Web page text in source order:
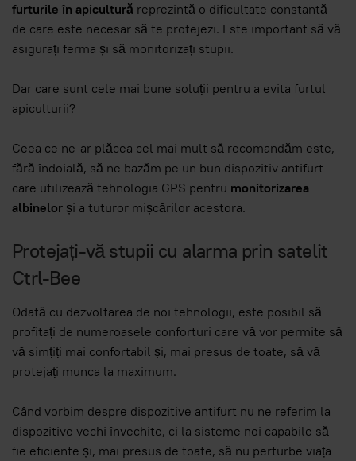
furturile în apicultură reprezintă o dificultate constantă
de care este necesar să te protejezi. Este important să vă
asigurați ferma și să monitorizați stupii.
Dar care sunt cele mai bune soluții pentru a evita furtul
apiculturii?
Ceea ce ne-ar plăcea cel mai mult să recomandăm este,
fără îndoială, să ne bazăm pe un bun dispozitiv antifurt
care utilizează tehnologia GPS pentru monitorizarea
albinelor și a tuturor mișcărilor acestora.
Protejați-vă stupii cu alarma prin satelit
Ctrl-Bee
Odată cu dezvoltarea de noi tehnologii, este posibil să
profitați de numeroasele conforturi care vă vor permite să
vă simțiți mai confortabil și, mai presus de toate, să vă
protejați munca la maximum.
Când vorbim despre dispozitive antifurt nu ne referim la
dispozitive vechi învechite, ci la sisteme noi capabile să
fie eficiente și, mai presus de toate, să nu perturbe viața